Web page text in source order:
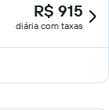
R$ 915
diária com taxas